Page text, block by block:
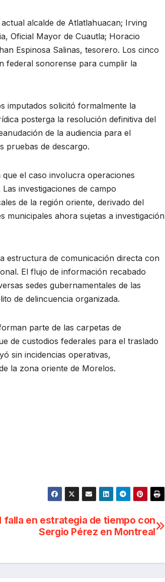
alcalde de Atlatlahuacan; Irving
Oficial Mayor de Cuautla; Horacio
Espinosa Salinas, tesorero. Los cinco
federal sonorense para cumplir la
imputados solicitó formalmente la
posterga la resolución definitiva del
de la audiencia para el
pruebas de descargo.
el caso involucra operaciones
investigaciones de campo
de la región oriente, derivado del
municipales ahora sujetas a investigación
estructura de comunicación directa con
El flujo de información recabado
sedes gubernamentales de las
de delincuencia organizada.
parte de las carpetas de
de custodios federales para el traslado
sin incidencias operativas,
la zona oriente de Morelos.
falla en estrategia de tiempo con
Sergio Pérez en Montreal